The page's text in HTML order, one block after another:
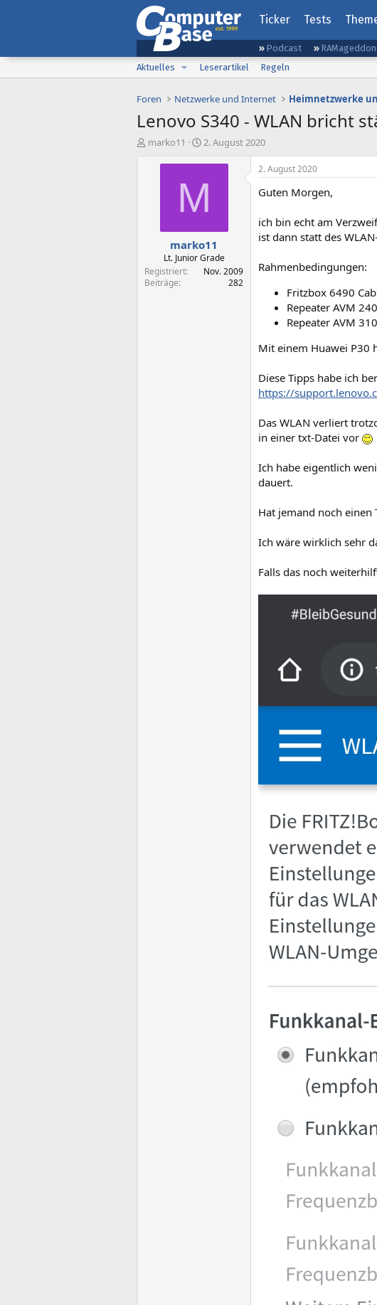
Ticker Tests
Podcast RAMageddon
Aktuelles
Leserartikel Regeln
Foren Netzwerke und Internet Heimnetzwerke
Lenovo S340 - WLAN bricht
E
marko11
E
s
e
t
a
m
2. August 2020
M
marko11
Lt. Junior Grade
Registriert
Nov. 2009
Beiträge
282
2. August 2020
Guten Morgen,
ich bin echt am
ist dann statt des
Rahmenbedingungen:
Fritzbox 6490
Repeater AVM
Repeater AVM
Mit einem Huawei P30
Diese Tipps habe ich
https://
Das WLAN verliert
in einer txt-Datei vor
Ich habe eigentlich
dauert.
Hat jemand noch einen
Ich wäre wirklich sehr
Falls das noch